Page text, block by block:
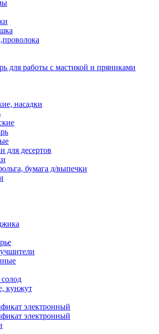
для работы с мастикой и пряниками
насадки
для десертов
бумага д/выпечки
кунжут
электронный
электронный